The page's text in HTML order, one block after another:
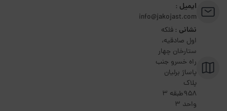
ایمیل :
info@jakojast.com
نشانی :فلکه
اول صادقیه،
ستارخان چهار
راه خسرو جنب
پاساژ برلیان
پلاک
۹۵۸طبقه 3
واحد 3